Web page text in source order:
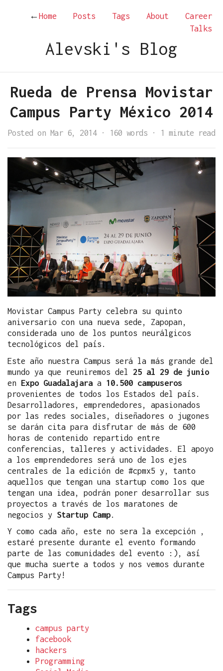
←Home Posts Tags About
Career
Talks
Alevski's Blog
Rueda de Prensa Movistar
Campus Party México 2014
Posted on Mar 6, 2014 · 160 words · 1 minute read
Movistar Campus Party celebra su quinto
aniversario con una nueva sede, Zapopan,
considerada uno de los puntos neurálgicos
tecnológicos del país.
Este año nuestra Campus será la más grande del
mundo ya que reuniremos del 25 al 29 de junio
en Expo Guadalajara a 10.500 campuseros
provenientes de todos los Estados del país.
Desarrolladores, emprendedores, apasionados
por las redes sociales, diseñadores o jugones
se darán cita para disfrutar de más de 600
horas de contenido repartido entre
conferencias, talleres y actividades. El apoyo
a los emprendedores será uno de los ejes
centrales de la edición de #cpmx5 y, tanto
aquellos que tengan una startup como los que
tengan una idea, podrán poner desarrollar sus
proyectos a través de los maratones de
negocios y Startup Camp.
Y como cada año, este no sera la excepción ,
estaré presente durante el evento formando
parte de las comunidades del evento :), así
que mucha suerte a todos y nos vemos durante
Campus Party!
Tags
campus party
facebook
hackers
Programming